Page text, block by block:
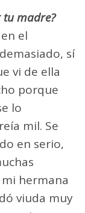
tu madre?
el
sí
vi de ella
porque
lo
mil. Se
en serio,
hermana
viuda muy